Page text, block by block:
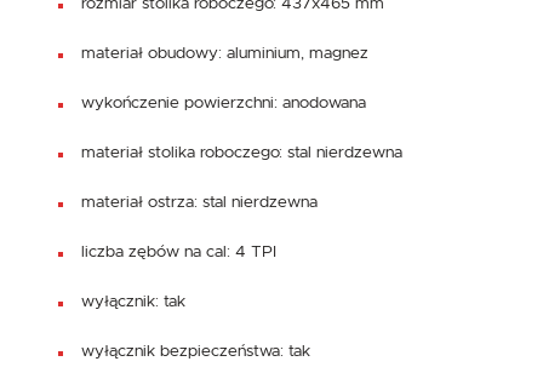
materiał obudowy: aluminium, magnez
wykończenie powierzchni: anodowana
materiał stolika roboczego: stal nierdzewna
materiał ostrza: stal nierdzewna
liczba zębów na cal: 4 TPI
wyłącznik: tak
wyłącznik bezpieczeństwa: tak